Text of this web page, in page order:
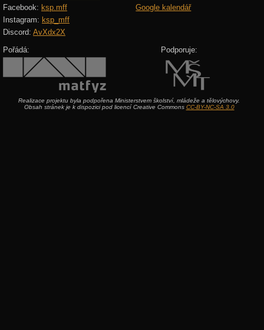
Facebook: ksp.mff
Instagram: ksp_mff
Discord: AvXdx2X
Google kalendář
Pořádá: Podporuje:
Realizace projektu byla podpořena Ministerstvem školství, mládeže a tělovýchovy.
Obsah stránek je k dispozici pod licencí Creative Commons CC-BY-NC-SA 3.0